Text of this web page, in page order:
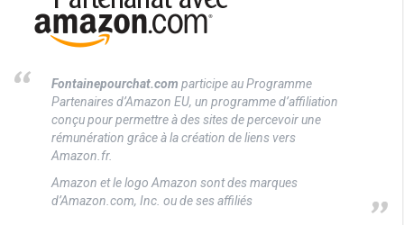
Fontainepourchat.com participe au Programme
Partenaires d’Amazon EU, un programme d’affiliation
conçu pour permettre à des sites de percevoir une
rémunération grâce à la création de liens vers
Amazon.fr.
Amazon et le logo Amazon sont des marques
d’Amazon.com, Inc. ou de ses affiliés